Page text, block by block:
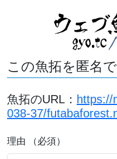
この魚拓を匿名
魚拓のURL： https://
038-37/
理由 （必須）